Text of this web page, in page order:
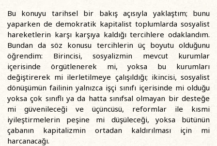
Bu konuyu tarihsel bir bakış açısıyla yaklaştım; bunu
yaparken de demokratik kapitalist toplumlarda sosyalist
hareketlerin karşı karşıya kaldığı tercihlere odaklandım.
Bundan da söz konusu tercihlerin üç boyutu olduğunu
öğrendim: Birincisi, sosyalizmin mevcut kurumlar
içerisinde örgütlenerek mi, yoksa bu kurumları
değiştirerek mi ilerletilmeye çalışıldığı; ikincisi, sosyalist
dönüşümün failinin yalnızca işçi sınıfı içerisinde mi olduğu
yoksa çok sınıflı ya da hatta sınıfsal olmayan bir desteğe
mi güvenileceği ve üçüncüsü, reformlar ile kısmi
iyileştirmelerin peşine mi düşüleceği, yoksa bütünün
çabanın kapitalizmin ortadan kaldırılması için mi
harcanacağı.